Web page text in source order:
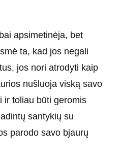
apsimetinėja, bet
ta, kad jos negali
jos nori atrodyti kaip
nušluoja viską savo
ir toliau būti geromis
santykių su
parodo savo bjaurų